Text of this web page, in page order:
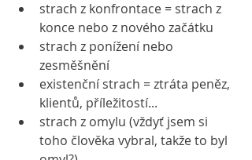
strach z konfrontace = strach z
konce nebo z nového začátku
strach z ponížení nebo
zesměšnění
existenční strach = ztráta peněz,
klientů, příležitostí...
strach z omylu (vždyť jsem si
toho člověka vybral, takže to byl